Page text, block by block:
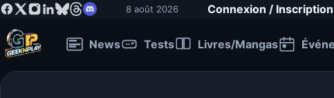
8 août 2026 Connexion / Inscription
News Tests Livres/Mangas